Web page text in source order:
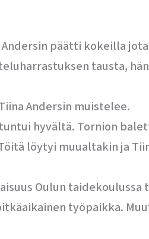
päätti kokeilla
tausta,
Andersin muistelee.
hyvältä. Tornion
löytyi muualtakin ja
Oulun
työpaikka.